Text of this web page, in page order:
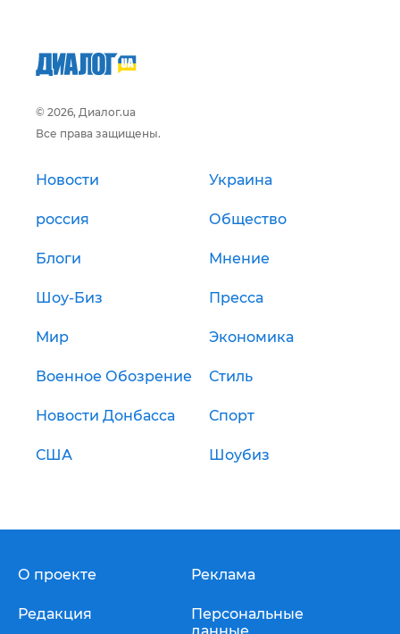
© 2026, Диалог.ua
Все права защищены.
Новости Украина
россия Общество
Блоги Мнение
Шоу-Биз Пресса
Мир Экономика
Военное Обозрение Стиль
Новости Донбасса Спорт
США Шоубиз
О проекте
Редакция
Реклама
Персональные